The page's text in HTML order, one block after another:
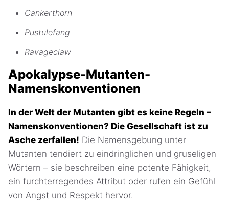
Cankerthorn
Pustulefang
Ravageclaw
Apokalypse-Mutanten-
Namenskonventionen
In der Welt der Mutanten gibt es keine Regeln –
Namenskonventionen? Die Gesellschaft ist zu
Asche zerfallen! Die Namensgebung unter
Mutanten tendiert zu eindringlichen und gruseligen
Wörtern – sie beschreiben eine potente Fähigkeit,
ein furchterregendes Attribut oder rufen ein Gefühl
von Angst und Respekt hervor.